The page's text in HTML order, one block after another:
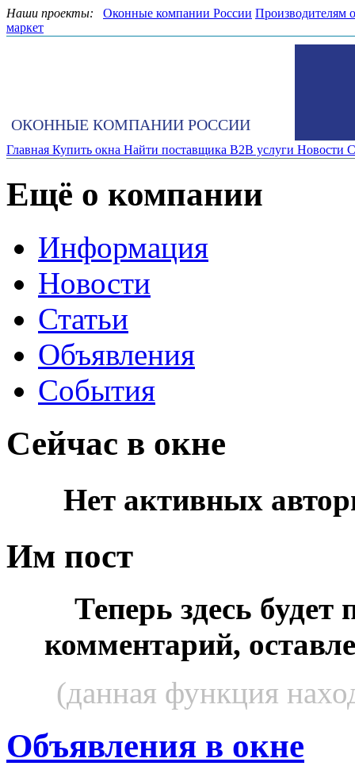
Наши проекты: Оконные компании России Производителям
маркет
ОКОННЫЕ КОМПАНИИ РОССИИ
Главная Купить окна Найти поставщика B2B услуги Новости
Ещё о компании
Информация
Новости
Статьи
Объявления
События
Сейчас в окне
Нет активных
Им пост
Теперь здесь будет
комментарий,
(данная функция
Объявления в окне